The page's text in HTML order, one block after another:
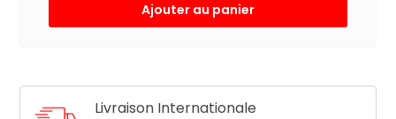
Ajouter au panier
Livraison Internationale